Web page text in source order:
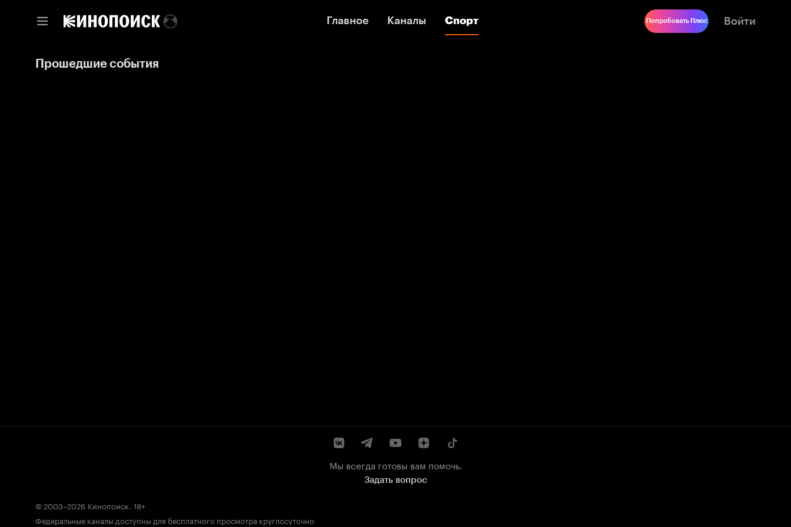
Главное Каналы Спорт
Главное Каналы Спорт Попробовать Плюс Войти
Прошедшие события
Мы всегда готовы вам помочь.
Задать вопрос
© 2003–2026 Кинопоиск. 18+
Федеральные каналы доступны для бесплатного просмотра круглосуточно